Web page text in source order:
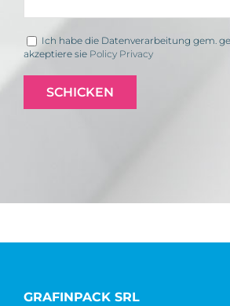
Ich habe die Datenverarbeitung gem.
akzeptiere sie Policy Privacy
GRAFINPACK SRL